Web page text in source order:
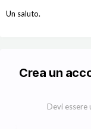
Un saluto.
Crea un
Devi essere